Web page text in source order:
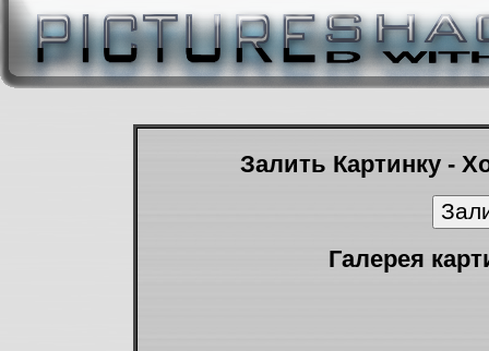
Залить Картинку -
Галерея